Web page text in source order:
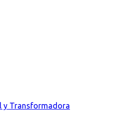
y Transformadora